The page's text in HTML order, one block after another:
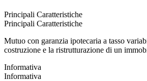
Principali Caratteristiche
Principali Caratteristiche
Mutuo con garanzia ipotecaria a tasso
costruzione e la ristrutturazione di un
Informativa
Informativa